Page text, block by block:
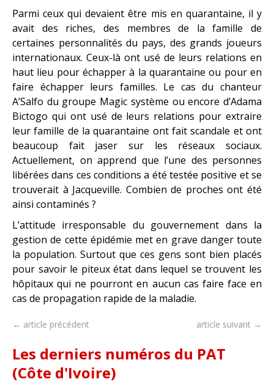
Parmi ceux qui devaient être mis en quarantaine, il y
avait des riches, des membres de la famille de
certaines personnalités du pays, des grands joueurs
internationaux. Ceux-là ont usé de leurs relations en
haut lieu pour échapper à la quarantaine ou pour en
faire échapper leurs familles. Le cas du chanteur
A’Salfo du groupe Magic système ou encore d’Adama
Bictogo qui ont usé de leurs relations pour extraire
leur famille de la quarantaine ont fait scandale et ont
beaucoup fait jaser sur les réseaux sociaux.
Actuellement, on apprend que l’une des personnes
libérées dans ces conditions a été testée positive et se
trouverait à Jacqueville. Combien de proches ont été
ainsi contaminés ?
L’attitude irresponsable du gouvernement dans la
gestion de cette épidémie met en grave danger toute
la population. Surtout que ces gens sont bien placés
pour savoir le piteux état dans lequel se trouvent les
hôpitaux qui ne pourront en aucun cas faire face en
cas de propagation rapide de la maladie.
← article précédent article suivant →
Les derniers numéros du PAT
(Côte d'Ivoire)